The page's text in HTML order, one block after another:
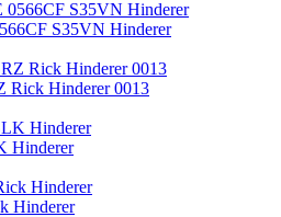
S35VN Hinderer
Rick Hinderer 0013
Hinderer
Hinderer